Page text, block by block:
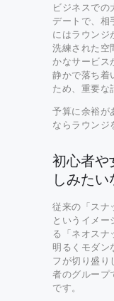
ビジネスでの
デートで、相
にはラウンジ
洗練された空
かなサービス
静かで落ち着
ため、重要な
予算に余裕が
ならラウンジ
初心者や
しみたい
従来の「スナ
というイメー
る「ネオスナ
明るくモダン
フが切り盛り
者のグループ
です。